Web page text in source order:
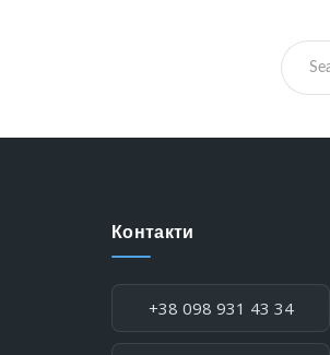
Контакти
+38 098 931 43 34